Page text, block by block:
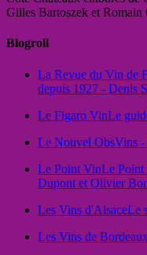
Gilles Bartoszek et
Blogroll
La Revue du Vin de
depuis 1927 - Denis
Le Figaro VinLe
Le Nouvel ObsVins -
Le Point VinLe Point
Dupont et Olivier
Les Vins d'AlsaceLe
Les Vins de